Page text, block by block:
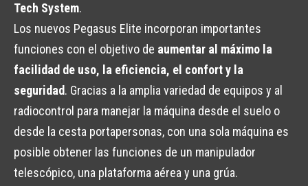
Tech System.
Los nuevos Pegasus Elite incorporan importantes
funciones con el objetivo de aumentar al máximo la
facilidad de uso, la eficiencia, el confort y la
seguridad. Gracias a la amplia variedad de equipos y al
radiocontrol para manejar la máquina desde el suelo o
desde la cesta portapersonas, con una sola máquina es
posible obtener las funciones de un manipulador
telescópico, una plataforma aérea y una grúa.